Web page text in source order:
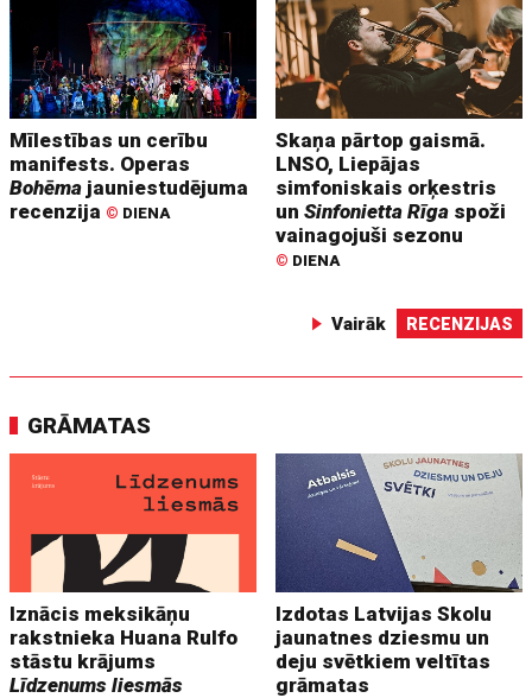
Mīlestības un cerību
manifests. Operas
Bohēma jauniestudējuma
recenzija © DIENA
Skaņa pārtop gaismā.
LNSO, Liepājas
simfoniskais orķestris
unSinfonietta Rīga spoži
vainagojuši sezonu
© DIENA
Vairāk RECENZIJAS
GRĀMATAS
Iznācis meksikāņu
rakstnieka Huana Rulfo
stāstu krājums
Līdzenums liesmās
Izdotas Latvijas Skolu
jaunatnes dziesmu un
deju svētkiem veltītas
grāmatas